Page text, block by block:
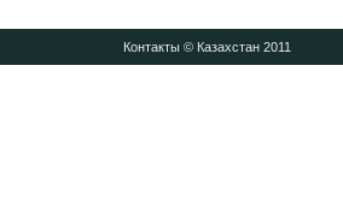
Контакты© Казахстан 2011